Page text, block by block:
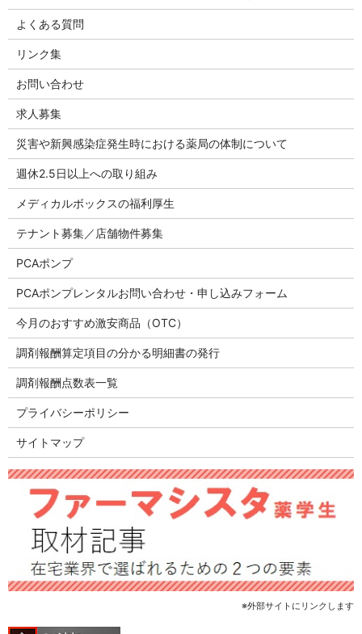
よくある質問
リンク集
お問い合わせ
求人募集
災害や新興感染症発生時における薬局の体制について
週休2.5日以上への取り組み
メディカルボックスの福利厚生
テナント募集／店舗物件募集
PCAポンプ
PCAポンプレンタルお問い合わせ・申し込みフォーム
今月のおすすめ激安商品（OTC）
調剤報酬算定項目の分かる明細書の発行
調剤報酬点数表一覧
プライバシーポリシー
サイトマップ
※外部サイトにリンクします